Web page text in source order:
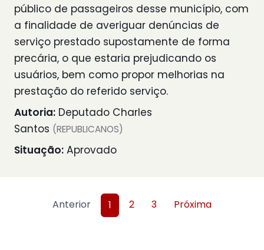
público de passageiros desse município, com
a finalidade de averiguar denúncias de
serviço prestado supostamente de forma
precária, o que estaria prejudicando os
usuários, bem como propor melhorias na
prestação do referido serviço.
Autoria: Deputado Charles
Santos (REPUBLICANOS)
Situação: Aprovado
Anterior 1 2 3 Próxima